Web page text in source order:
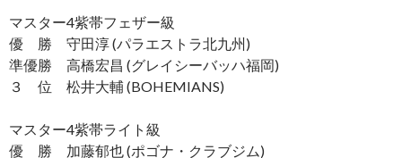
マスター4紫帯フェザー級
優 勝 守田淳 (パラエストラ北九州)
準優勝 高橋宏昌 (グレイシーバッハ福岡)
３ 位 松井大輔 (BOHEMIANS)
マスター4紫帯ライト級
優 勝 加藤郁也 (ポゴナ・クラブジム)